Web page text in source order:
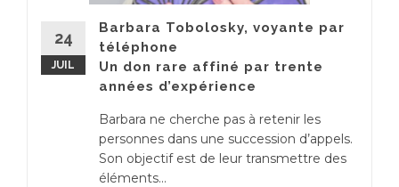
24
JUIL
Barbara Tobolosky, voyante par
téléphone
Un don rare affiné par trente
années d’expérience
Barbara ne cherche pas à retenir les
personnes dans une succession d’appels.
Son objectif est de leur transmettre des
éléments...